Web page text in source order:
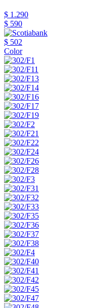
$ 1.290
$ 590
$ 502
Color